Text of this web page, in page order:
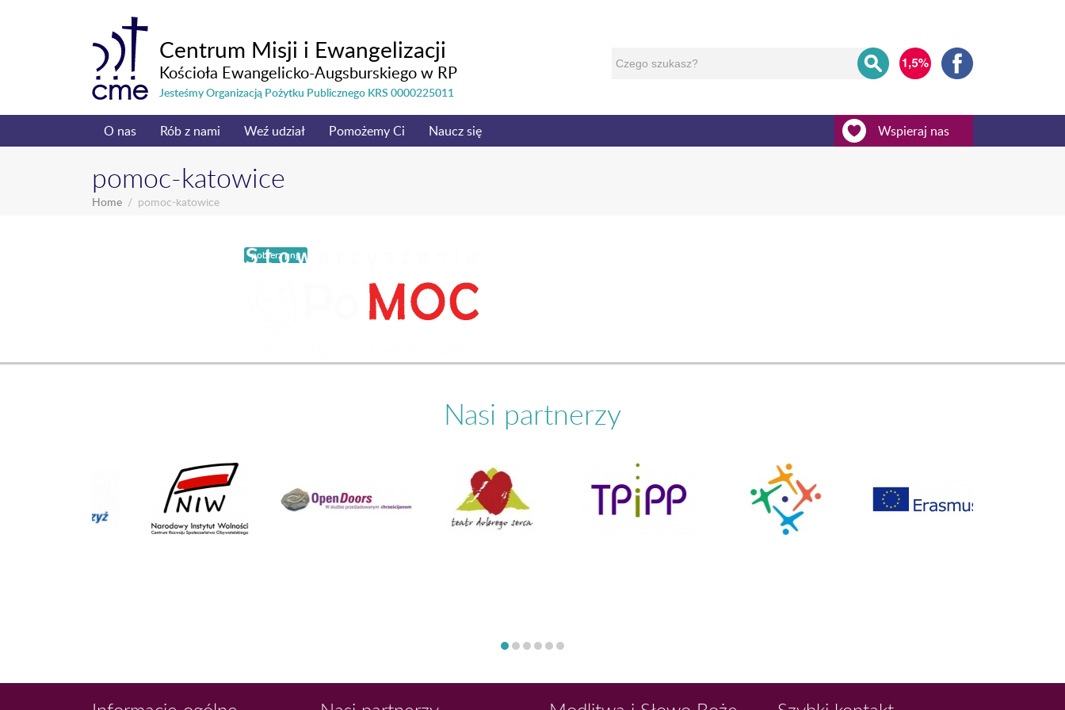
Centrum Misji i Ewangelizacji
Kościoła Ewangelicko-Augsburskiego w RP
Jesteśmy Organizacją Pożytku Publicznego KRS 0000225011
O nas Rób z nami Weź udział Pomożemy Ci Naucz się Wspieraj nas
pomoc-katowice
Home pomoc-katowice
Nasi partnerzy